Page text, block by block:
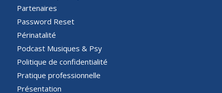
Partenaires
Password Reset
Périnatalité
Podcast Musiques & Psy
Politique de confidentialité
Pratique professionnelle
Présentation